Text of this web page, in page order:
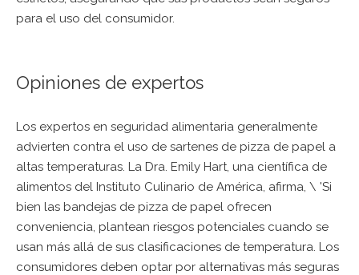
para el uso del consumidor.
Opiniones de expertos
Los expertos en seguridad alimentaria generalmente
advierten contra el uso de sartenes de pizza de papel a
altas temperaturas. La Dra. Emily Hart, una científica de
alimentos del Instituto Culinario de América, afirma, \ 'Si
bien las bandejas de pizza de papel ofrecen
conveniencia, plantean riesgos potenciales cuando se
usan más allá de sus clasificaciones de temperatura. Los
consumidores deben optar por alternativas más seguras